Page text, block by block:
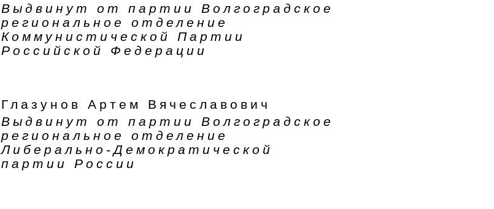
Выдвинут от партии Волгоградское
региональное отделение
Коммунистической Партии
Российской Федерации
Глазунов Артем Вячеславович
Выдвинут от партии Волгоградское
региональное отделение
Либерально-Демократической
партии России